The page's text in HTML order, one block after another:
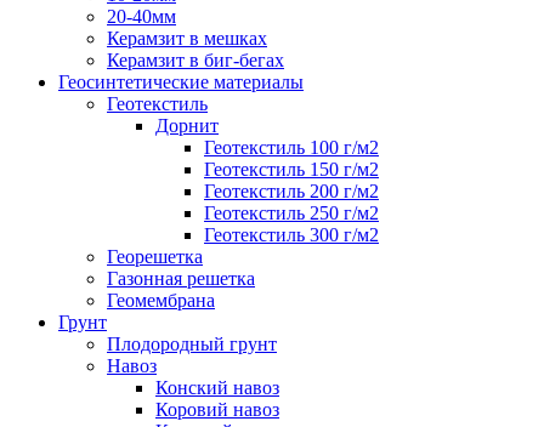
20-40мм
Керамзит в мешках
Керамзит в биг-бегах
Геосинтетические материалы
Геотекстиль
Дорнит
Геотекстиль 100 г/м2
Геотекстиль 150 г/м2
Геотекстиль 200 г/м2
Геотекстиль 250 г/м2
Геотекстиль 300 г/м2
Георешетка
Газонная решетка
Геомембрана
Грунт
Плодородный грунт
Навоз
Конский навоз
Коровий навоз